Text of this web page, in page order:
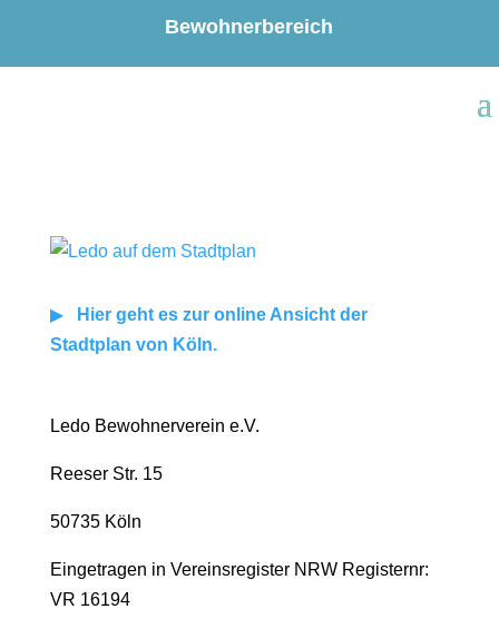
Bewohnerbereich
▶︎
Hier geht es zur online Ansicht der
Stadtplan von Köln.
Ledo Bewohnerverein e.V.
Reeser Str. 15
50735 Köln
Eingetragen in Vereinsregister NRW Registernr:
VR 16194